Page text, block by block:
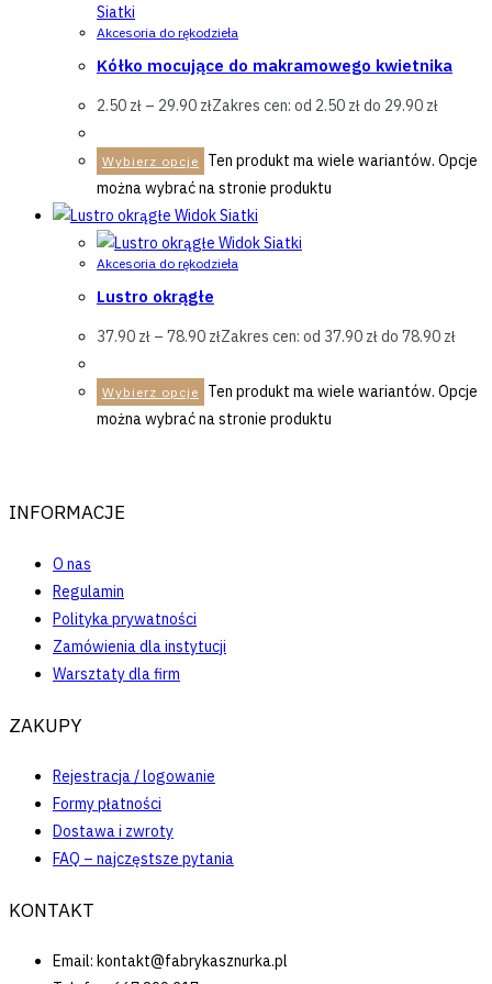
Siatki
Akcesoria do rękodzieła
Kółko mocujące do makramowego kwietnika
2.50 zł – 29.90 złZakres cen: od 2.50 zł do 29.90 zł
Wybierz opcje
Ten produkt ma wiele wariantów. Opcje
można wybrać na stronie produktu
Widok Siatki
Widok Siatki
Akcesoria do rękodzieła
Lustro okrągłe
37.90 zł – 78.90 złZakres cen: od 37.90 zł do 78.90 zł
Wybierz opcje
Ten produkt ma wiele wariantów. Opcje
można wybrać na stronie produktu
INFORMACJE
O nas
Regulamin
Polityka prywatności
Zamówienia dla instytucji
Warsztaty dla firm
ZAKUPY
Rejestracja / logowanie
Formy płatności
Dostawa i zwroty
FAQ – najczęstsze pytania
KONTAKT
Email: kontakt@fabrykasznurka.pl